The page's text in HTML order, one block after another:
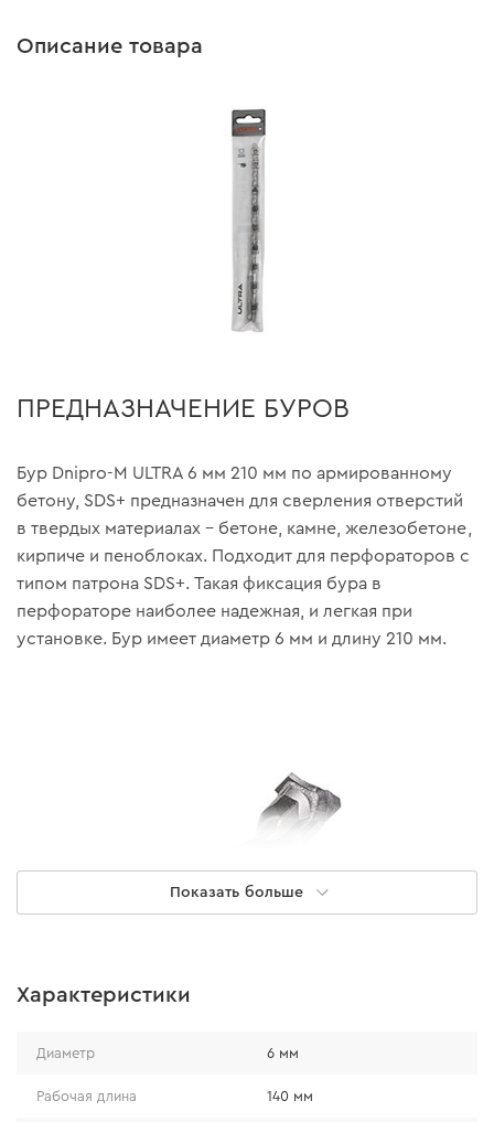
Описание товара
ПРЕДНАЗНАЧЕНИЕ БУРОВ
Бур Dnipro-M ULTRA 6 мм 210 мм по армированному
бетону, SDS+ предназначен для сверления отверстий
в твердых материалах – бетоне, камне, железобетоне,
кирпиче и пеноблоках. Подходит для перфораторов с
типом патрона SDS+. Такая фиксация бура в
перфораторе наиболее надежная, и легкая при
установке. Бур имеет диаметр 6 мм и длину 210 мм.
ПРЕИМУЩЕСТВА
Показать больше
Характеристики
Диаметр 6 мм
Рабочая длина 140 мм